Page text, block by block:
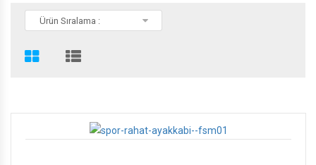
PHİLİPS'DEN 200 TL HEDİYE ÇEKİ
Ürün Sıralama :